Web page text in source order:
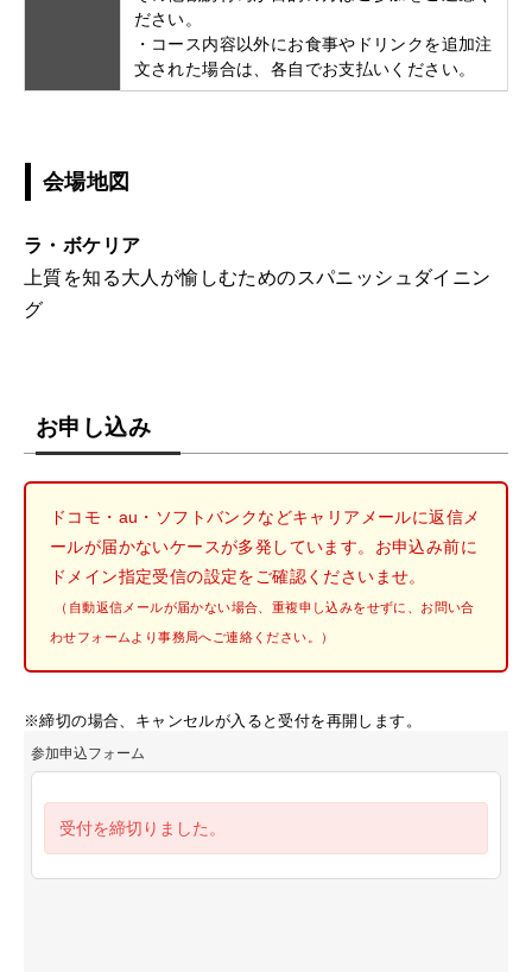
ださい。
・コース内容以外にお食事やドリンクを追加注
文された場合は、各自でお支払いください。
会場地図
ラ・ボケリア
上質を知る大人が愉しむためのスパニッシュダイニン
グ
お申し込み
ドコモ・au・ソフトバンクなどキャリアメールに返信メ
ールが届かないケースが多発しています。お申込み前に
ドメイン指定受信の設定をご確認くださいませ。
（自動返信メールが届かない場合、重複申し込みをせずに、お問い合
わせフォームより事務局へご連絡ください。）
※締切の場合、キャンセルが入ると受付を再開します。